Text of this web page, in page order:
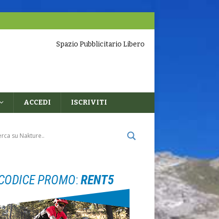
Spazio Pubblicitario Libero
ACCEDI ISCRIVITI